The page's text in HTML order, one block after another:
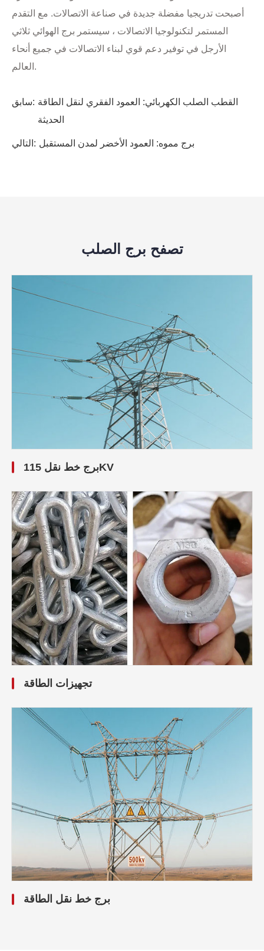
أصبحت تدريجيا مفضلة جديدة في صناعة الاتصالات. مع التقدم
المستمر لتكنولوجيا الاتصالات ، سيستمر برج الهوائي ثلاثي
الأرجل في توفير دعم قوي لبناء الاتصالات في جميع أنحاء
العالم.
سابق: القطب الصلب الكهربائي: العمود الفقري لنقل الطاقة
الحديثة
التالي: برج مموه: العمود الأخضر لمدن المستقبل
تصفح برج الصلب
برج خط نقل 115KV
تجهيزات الطاقة
برج خط نقل الطاقة